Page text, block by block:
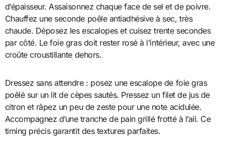
d’épaisseur. Assaisonnez chaque face de sel et de poivre.
Chauffez une seconde poêle antiadhésive à sec, très
chaude. Déposez les escalopes et cuisez trente secondes
par côté. Le foie gras doit rester rosé à l’intérieur, avec une
croûte croustillante dehors.
Dressez sans attendre : posez une escalope de foie gras
poêlé sur un lit de cèpes sautés. Pressez un filet de jus de
citron et râpez un peu de zeste pour une note acidulée.
Accompagnez d’une tranche de pain grillé frotté à l’ail. Ce
timing précis garantit des textures parfaites.